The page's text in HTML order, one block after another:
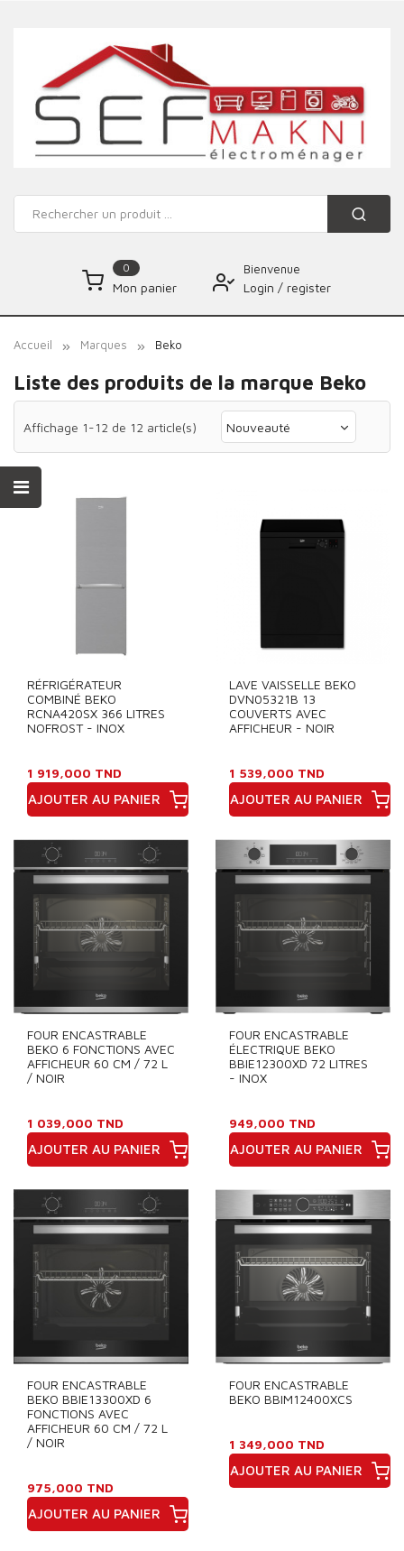
0
Mon panier
Bienvenue
Login / register
Accueil Marques Beko
Liste des produits de la marque Beko
Affichage 1-12 de 12 article(s) Nouveauté
RÉFRIGÉRATEUR
COMBINÉ BEKO
RCNA420SX 366 LITRES
NOFROST - INOX
1 919,000 TND
AJOUTER AU PANIER
LAVE VAISSELLE BEKO
DVN05321B 13
COUVERTS AVEC
AFFICHEUR - NOIR
1 539,000 TND
AJOUTER AU PANIER
FOUR ENCASTRABLE
BEKO 6 FONCTIONS AVEC
AFFICHEUR 60 CM / 72 L
/ NOIR
1 039,000 TND
AJOUTER AU PANIER
FOUR ENCASTRABLE
ÉLECTRIQUE BEKO
BBIE12300XD 72 LITRES
- INOX
949,000 TND
AJOUTER AU PANIER
FOUR ENCASTRABLE
BEKO BBIE13300XD 6
FONCTIONS AVEC
AFFICHEUR 60 CM / 72 L
/ NOIR
975,000 TND
AJOUTER AU PANIER
FOUR ENCASTRABLE
BEKO BBIM12400XCS
1 349,000 TND
AJOUTER AU PANIER